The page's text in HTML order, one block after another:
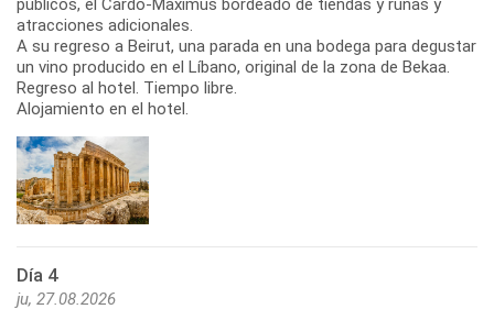
públicos, el Cardo-Maximus bordeado de tiendas y runas y
atracciones adicionales.
A su regreso a Beirut, una parada en una bodega para degustar
un vino producido en el Líbano, original de la zona de Bekaa.
Regreso al hotel. Tiempo libre.
Alojamiento en el hotel.
Día 4
ju, 27.08.2026